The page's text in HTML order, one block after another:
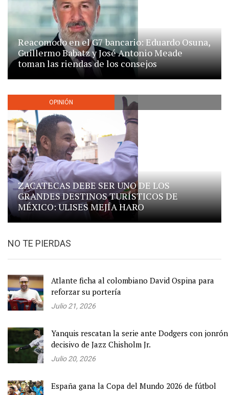
Reacomodo en el G7 bancario: Eduardo Osuna,
Guillermo Babatz y José Antonio Meade
toman las riendas de los consejos
OPINIÓN
ZACATECAS DEBE SER UNO DE LOS
GRANDES DESTINOS TURÍSTICOS DE
MÉXICO: ULISES MEJÍA HARO
NO TE PIERDAS
Atlante ficha al colombiano David Ospina para
reforzar su portería
Julio 21, 2026
Yanquis rescatan la serie ante Dodgers con jonrón
decisivo de Jazz Chisholm Jr.
Julio 20, 2026
España gana la Copa del Mundo 2026 de fútbol